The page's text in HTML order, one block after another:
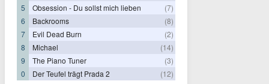
5
Obsession - Du sollst mich lieben
(7)
6
Backrooms
(8)
7
Evil Dead Burn
(2)
8
Michael
(14)
9
The Piano Tuner
(3)
0
Der Teufel trägt Prada 2 (12)